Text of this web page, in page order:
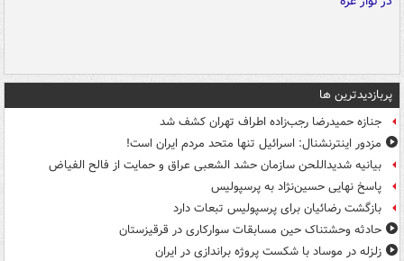
پربازدیدترین ها
جنازه حمیدرضا رجب‌زاده اطراف تهران کشف شد
مزدور اینترنشنال: اسرائیل تنها متحد مردم ایران است!
بیانیه شدیداللحن سازمان حشد الشعبی عراق و حمایت از فالح الفیاض
پاسخ نهایی حسین‌نژاد به پرسپولیس
بازگشت رضائیان برای پرسپولیس تبعات دارد
حادثه وحشتناک حین مسابقات سوارکاری در قرقیزستان
زلزله در موساد با شکست پروژه براندازی در ایران